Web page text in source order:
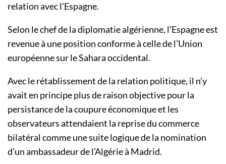
relation avec l’Espagne.
Selon le chef de la diplomatie algérienne, l’Espagne est
revenue à une position conforme à celle de l’Union
européenne sur le Sahara occidental.
Avec le rétablissement de la relation politique, il n’y
avait en principe plus de raison objective pour la
persistance de la coupure économique et les
observateurs attendaient la reprise du commerce
bilatéral comme une suite logique de la nomination
d’un ambassadeur de l’Algérie à Madrid.